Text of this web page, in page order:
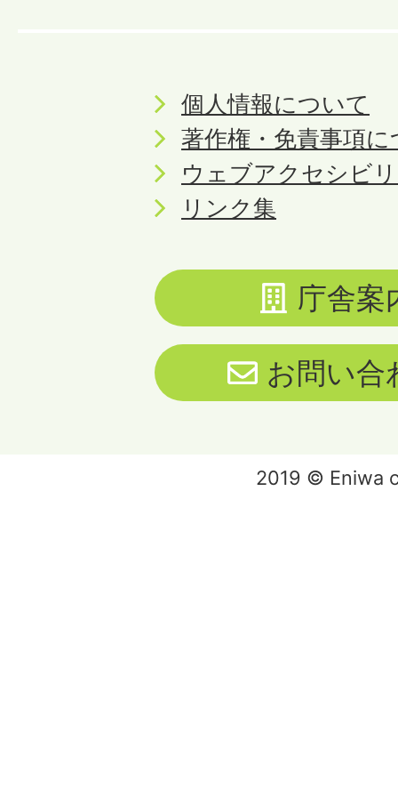
個人情報について
著作権・免責事項
ウェブアクセシビ
リンク集
庁舎案
お問い合
2019 © Eniwa